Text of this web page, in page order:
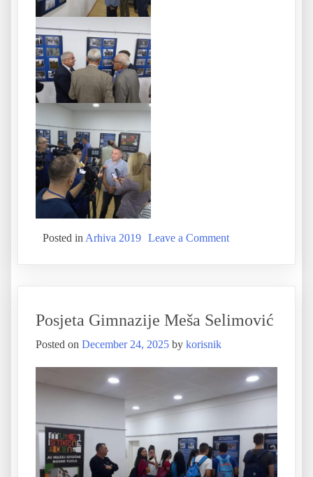
Posted inArhiva 2019 Leave a Comment
Posjeta Gimnazije Meša Selimović
Posted on December 24, 2025 by korisnik